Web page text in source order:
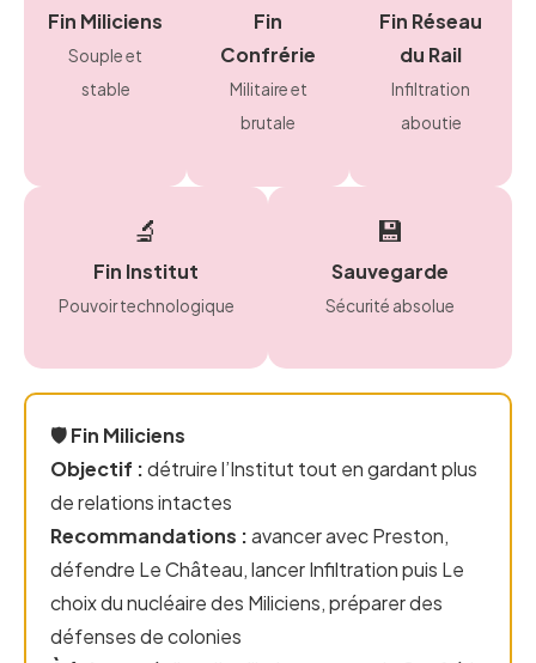
Fin Miliciens
Souple et
stable
Fin
Confrérie
Militaire et
brutale
Fin Réseau
du Rail
Infiltration
aboutie
🔬
Fin Institut
Pouvoir technologique
💾
Sauvegarde
Sécurité absolue
🛡️ Fin Miliciens
Objectif :détruire l’Institut tout en gardant plus
de relations intactes
Recommandations :avancer avec Preston,
défendre Le Château, lancer Infiltration puis Le
choix du nucléaire des Miliciens, préparer des
défenses de colonies